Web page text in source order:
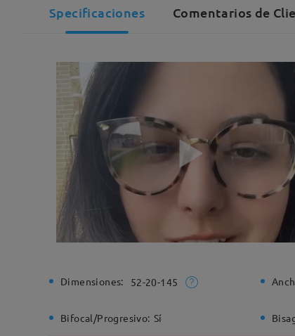
Specificaciones Comentarios de
Dimensiones: 52-20-145
Bifocal/Progresivo: Sí